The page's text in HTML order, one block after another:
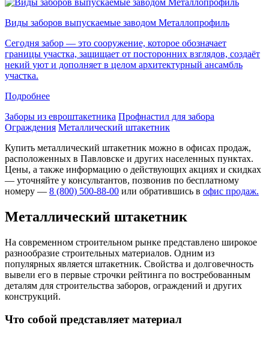
Виды заборов выпускаемые заводом Металлопрофиль
Сегодня забор — это сооружение, которое обозначает
границы участка, защищает от посторонних взглядов, создаёт
некий уют и дополняет в целом архитектурный ансамбль
участка.
Подробнее
Заборы из евроштакетника Профнастил для забора
Ограждения Металлический штакетник
Купить металлический штакетник можно в офисах продаж,
расположенных в Павловске и других населенных пунктах.
Цены, а также информацию о действующих акциях и скидках
— уточняйте у консультантов, позвонив по бесплатному
номеру — 8 (800) 500-88-00 или обратившись в офис продаж.
Металлический штакетник
На современном строительном рынке представлено широкое
разнообразие строительных материалов. Одним из
популярных является штакетник. Свойства и долговечность
вывели его в первые строчки рейтинга по востребованным
деталям для строительства заборов, ограждений и других
конструкций.
Что собой представляет материал